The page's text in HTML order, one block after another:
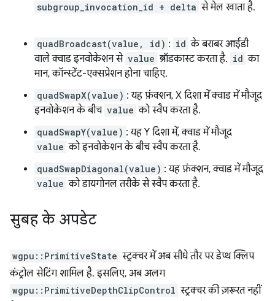
subgroup_invocation_id + delta से मेल खाता है.
quadBroadcast(value, id) : id के बराबर आईडी
वाले क्वाड इनवोकेशन से value ब्रॉडकास्ट करता है. id का
मान, कॉन्स्टेंट-एक्सप्रेशन होना चाहिए.
quadSwapX(value) : यह फ़ंक्शन, X दिशा में क्वाड में मौजूद
इनवोकेशन के बीच value को स्वैप करता है.
quadSwapY(value) : यह Y दिशा में, क्वाड में मौजूद
value को इनवोकेशन के बीच स्वैप करता है.
quadSwapDiagonal(value) : यह फ़ंक्शन, क्वाड में मौजूद
value को डायगोनल तरीके से स्वैप करता है.
सुबह के अपडेट
wgpu::PrimitiveState स्ट्रक्चर में अब सीधे तौर पर डेप्थ क्लिप
कंट्रोल सेटिंग शामिल है. इसलिए, अब अलग
wgpu::PrimitiveDepthClipControl स्ट्रक्चर की ज़रूरत नहीं